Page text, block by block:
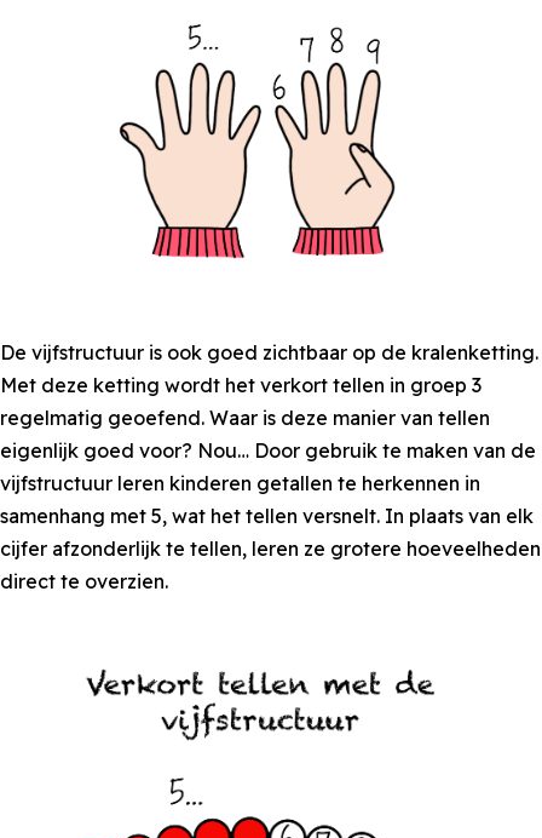
De vijfstructuur is ook goed zichtbaar op de kralenketting.
Met deze ketting wordt het verkort tellen in groep 3
regelmatig geoefend. Waar is deze manier van tellen
eigenlijk goed voor? Nou… Door gebruik te maken van de
vijfstructuur leren kinderen getallen te herkennen in
samenhang met 5, wat het tellen versnelt. In plaats van elk
cijfer afzonderlijk te tellen, leren ze grotere hoeveelheden
direct te overzien.